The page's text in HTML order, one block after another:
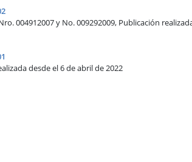
004912007 y No. 009292009, Publicación
desde el 6 de abril de 2022